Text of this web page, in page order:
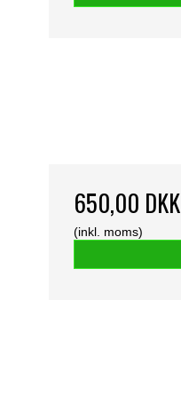
650,00 DKK
(inkl. moms)